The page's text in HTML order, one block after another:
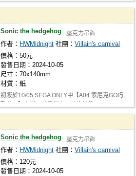
Sonic the hedgehog 壓克力吊飾
作者： HWMidnight 社團：Villain's carnival
價格：50元
發售日期：2024-10-05
尺寸：70x140mm
材質：紙
初販於10/05 SEGA ONLY中【A04 索尼克GO巧
Sonic the hedgehog 壓克力吊飾
作者： HWMidnight 社團：Villain's carnival
價格：120元
發售日期：2024-10-05